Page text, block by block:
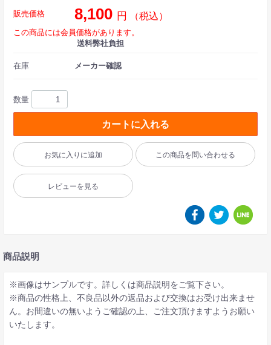
販売価格 8,100 円 （税込）
この商品には会員価格があります。
送料弊社負担
在庫 メーカー確認
数量
カートに入れる
お気に入りに追加 この商品を問い合わせる
レビューを見る
商品説明
※画像はサンプルです。詳しくは商品説明をご覧下さい。
※商品の性格上、不良品以外の返品および交換はお受け出来ませ
ん。お間違いの無いようご確認の上、ご注文頂けますようお願い
いたします。